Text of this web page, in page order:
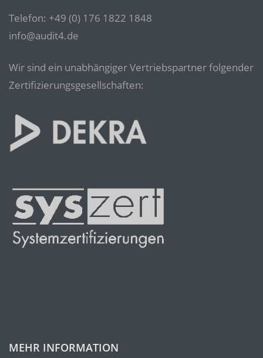
Telefon: +49 (0) 176 1822 1848
info@audit4.de
Wir sind ein unabhängiger Vertriebspartner folgender
Zertifizierungsgesellschaften:
MEHR INFORMATION